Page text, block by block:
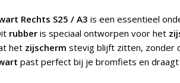
Rechts S25 / A3 is een essentieel
rubber is speciaal ontworpen voor het
het zijscherm stevig blijft zitten, zonder
past perfect bij je bromfiets en draagt